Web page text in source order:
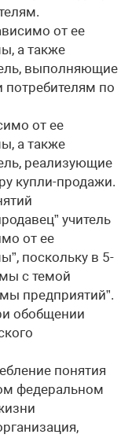
от ее
а также
выполняющие
по
от ее
а также
реализующие
купли-продажи.
учитель
от ее
поскольку в 5-
с темой
предприятий”.
обобщении
понятия
федеральном